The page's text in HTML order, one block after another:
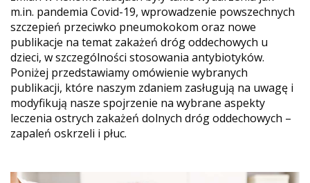
m.in. pandemia Covid-19, wprowadzenie powszechnych
szczepień przeciwko pneumokokom oraz nowe
publikacje na temat zakażeń dróg oddechowych u
dzieci, w szczególności stosowania antybiotyków.
Poniżej przedstawiamy omówienie wybranych
publikacji, które naszym zdaniem zasługują na uwagę i
modyfikują nasze spojrzenie na wybrane aspekty
leczenia ostrych zakażeń dolnych dróg oddechowych –
zapaleń oskrzeli i płuc.